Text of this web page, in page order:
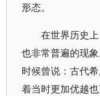
形态。
在世界历史
也非常普遍的现
时候曾说：古代
着当时更加优越